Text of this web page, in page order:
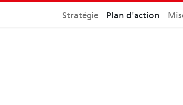
Stratégie Plan d'action